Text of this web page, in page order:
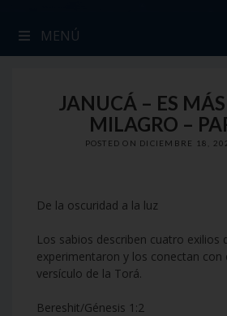
MENÚ
JANUCÁ – ES
MILAGRO –
POSTED ON DICIEMBRE 18,
De la oscuridad a la luz
Los sabios describen cuatro exilios
experimentaron y los conectan con
versículo de la Torá.
Bereshit/Génesis 1:2